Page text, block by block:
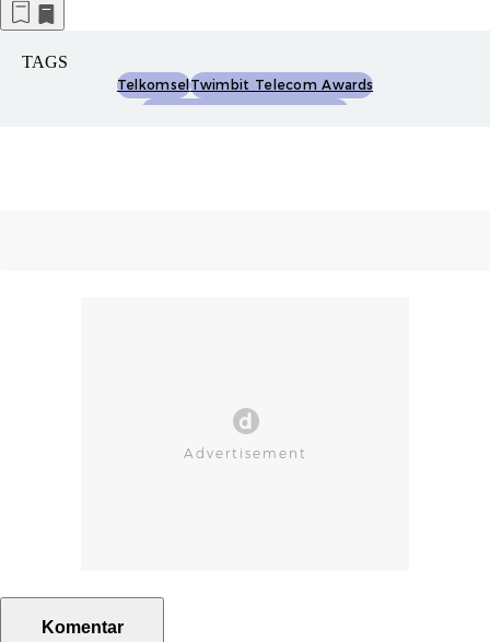
TAGS
TelkomselTwimbit Telecom Awards
Komentar